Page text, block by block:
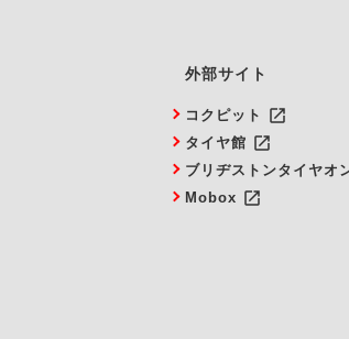
外部サイト
コクピット launch
タイヤ館 launch
ブリヂストンタイヤオ
Mobox launch